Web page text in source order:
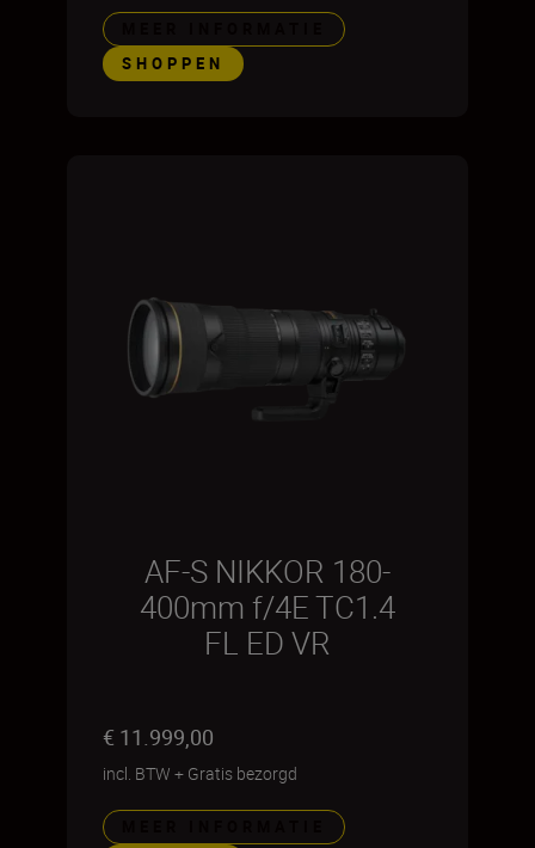
SHOPPEN
AF-S NIKKOR 180-
400mm f/4E TC1.4
FL ED VR
€ 11.999,00
incl. BTW + Gratis bezorgd